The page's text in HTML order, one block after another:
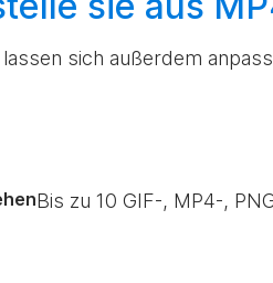
sich außerdem
Bis zu 10 GIF-, MP4-,